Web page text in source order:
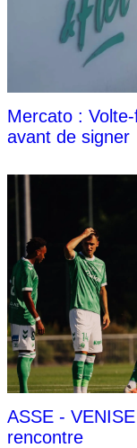
Mercato :
avant de signer
ASSE -
rencontre